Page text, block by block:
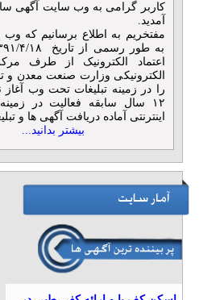
کاربر گرامی به وب سایت آگهی
آمدید.
مفتخریم به اطلاع برسانیم که
اعتماد الکترونیک از طرف
الکترونیکی وزارت صنعت معدن و
را در زمینه تبلیغات تحت وب آغاز
۱۲ سال سابقه فعالیت در
اینترنتی آماده دریافت آگهی ها و
بیشتر بدانید...